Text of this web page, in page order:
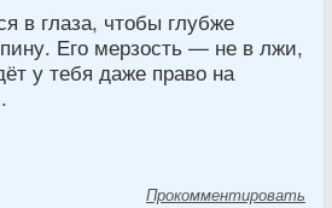
в глаза, чтобы глубже
Его мерзость — не в лжи,
у тебя даже право на
Прокомментировать